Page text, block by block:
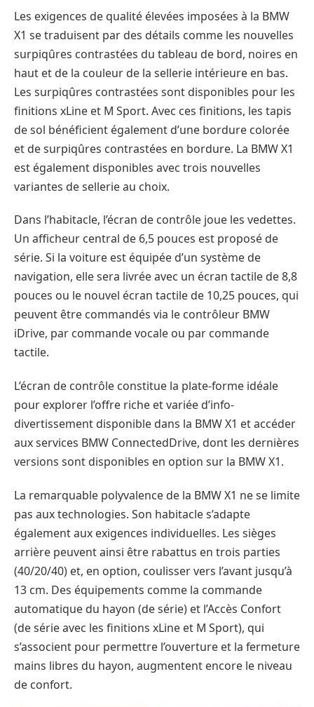
Les exigences de qualité élevées imposées à la BMW
X1 se traduisent par des détails comme les nouvelles
surpiqûres contrastées du tableau de bord, noires en
haut et de la couleur de la sellerie intérieure en bas.
Les surpiqûres contrastées sont disponibles pour les
finitions xLine et M Sport. Avec ces finitions, les tapis
de sol bénéficient également d’une bordure colorée
et de surpiqûres contrastées en bordure. La BMW X1
est également disponibles avec trois nouvelles
variantes de sellerie au choix.
Dans l’habitacle, l’écran de contrôle joue les vedettes.
Un afficheur central de 6,5 pouces est proposé de
série. Si la voiture est équipée d’un système de
navigation, elle sera livrée avec un écran tactile de 8,8
pouces ou le nouvel écran tactile de 10,25 pouces, qui
peuvent être commandés via le contrôleur BMW
iDrive, par commande vocale ou par commande
tactile.
L’écran de contrôle constitue la plate-forme idéale
pour explorer l’offre riche et variée d’info-
divertissement disponible dans la BMW X1 et accéder
aux services BMW ConnectedDrive, dont les dernières
versions sont disponibles en option sur la BMW X1.
La remarquable polyvalence de la BMW X1 ne se limite
pas aux technologies. Son habitacle s’adapte
également aux exigences individuelles. Les sièges
arrière peuvent ainsi être rabattus en trois parties
(40/20/40) et, en option, coulisser vers l’avant jusqu’à
13 cm. Des équipements comme la commande
automatique du hayon (de série) et l’Accès Confort
(de série avec les finitions xLine et M Sport), qui
s’associent pour permettre l’ouverture et la fermeture
mains libres du hayon, augmentent encore le niveau
de confort.